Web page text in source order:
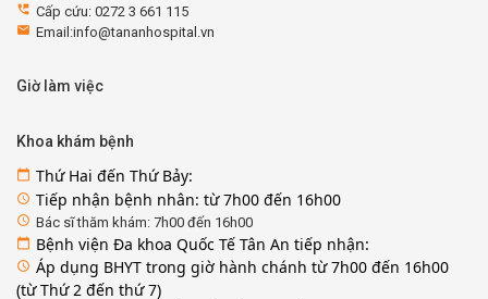
perm_phone_msg Cấp cứu: 0272 3 661 115
email Email:info@tananhospital.vn
Giờ làm việc
Khoa khám bệnh
calendar_today Thứ Hai đến Thứ Bảy:
access_time Tiếp nhận bệnh nhân: từ 7h00 đến 16h00
access_time Bác sĩ thăm khám: 7h00 đến 16h00
calendar_today Bệnh viện Đa khoa Quốc Tế Tân An tiếp nhận:
access_time Áp dụng BHYT trong giờ hành chánh từ 7h00 đến 16h00
(từ Thứ 2 đến thứ 7)